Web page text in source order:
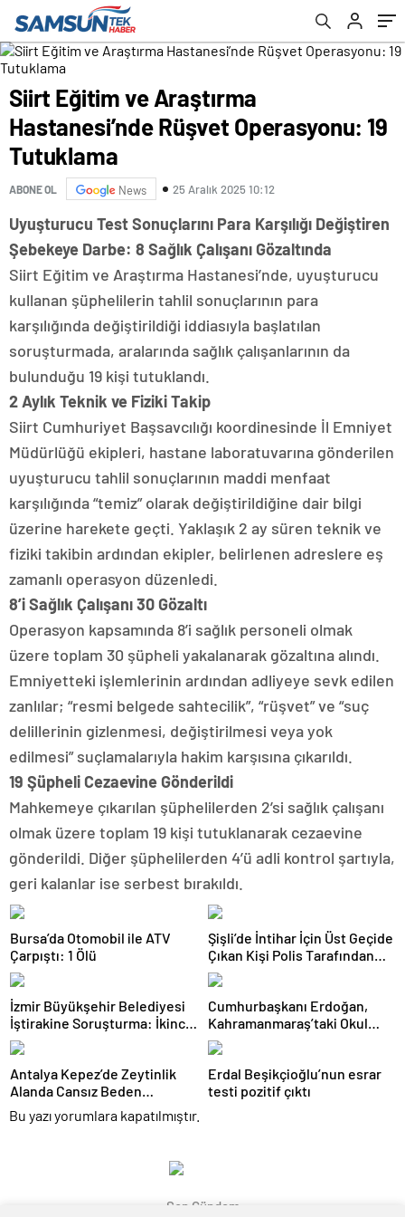
Siirt Eğitim ve Araştırma
Hastanesi’nde Rüşvet Operasyonu: 19
Tutuklama
ABONE OL News 25 Aralık 2025 10:12
Uyuşturucu Test Sonuçlarını Para Karşılığı Değiştiren
Şebekeye Darbe: 8 Sağlık Çalışanı Gözaltında
Siirt Eğitim ve Araştırma Hastanesi’nde, uyuşturucu
kullanan şüphelilerin tahlil sonuçlarının para
karşılığında değiştirildiği iddiasıyla başlatılan
soruşturmada, aralarında sağlık çalışanlarının da
bulunduğu 19 kişi tutuklandı.
2 Aylık Teknik ve Fiziki Takip
Siirt Cumhuriyet Başsavcılığı koordinesinde İl Emniyet
Müdürlüğü ekipleri, hastane laboratuvarına gönderilen
uyuşturucu tahlil sonuçlarının maddi menfaat
karşılığında “temiz” olarak değiştirildiğine dair bilgi
üzerine harekete geçti. Yaklaşık 2 ay süren teknik ve
fiziki takibin ardından ekipler, belirlenen adreslere eş
zamanlı operasyon düzenledi.
8’i Sağlık Çalışanı 30 Gözaltı
Operasyon kapsamında 8’i sağlık personeli olmak
üzere toplam 30 şüpheli yakalanarak gözaltına alındı.
Emniyetteki işlemlerinin ardından adliyeye sevk edilen
zanlılar; “resmi belgede sahtecilik”, “rüşvet” ve “suç
delillerinin gizlenmesi, değiştirilmesi veya yok
edilmesi” suçlamalarıyla hakim karşısına çıkarıldı.
19 Şüpheli Cezaevine Gönderildi
Mahkemeye çıkarılan şüphelilerden 2’si sağlık çalışanı
olmak üzere toplam 19 kişi tutuklanarak cezaevine
gönderildi. Diğer şüphelilerden 4’ü adli kontrol şartıyla,
geri kalanlar ise serbest bırakıldı.
Bursa’da Otomobil ile ATV
Çarpıştı: 1 Ölü
Şişli’de İntihar İçin Üst Geçide
Çıkan Kişi Polis Tarafından
İkna Edildi
İzmir Büyükşehir Belediyesi
İştirakine Soruşturma: İkinci
Dalgada 2 Gözaltı
Cumhurbaşkanı Erdoğan,
Kahramanmaraş’taki Okul
Saldırısında Hayatını
Kaybedenlerin Ailelerini
Kabul Etti
Antalya Kepez’de Zeytinlik
Alanda Cansız Beden
Bulundu
Erdal Beşikçioğlu’nun esrar
testi pozitif çıktı
Bu yazı yorumlara kapatılmıştır.
Son Gündem